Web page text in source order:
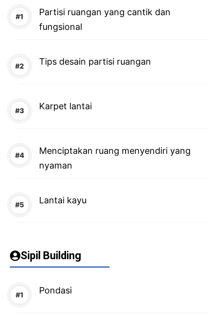
Partisi ruangan yang cantik dan
fungsional
Tips desain partisi ruangan
Karpet lantai
Menciptakan ruang menyendiri yang
nyaman
Lantai kayu
Sipil Building
Pondasi